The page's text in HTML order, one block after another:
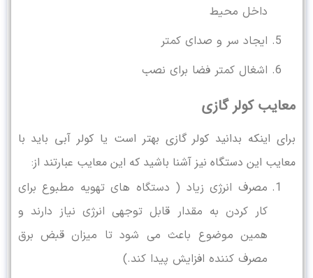
داخل محیط
ایجاد سر و صدای کمتر
اشغال کمتر فضا برای نصب
معایب کولر گازی
برای اینکه بدانید کولر گازی بهتر است یا کولر آبی باید با
معایب این دستگاه نیز آشنا باشید که این معایب عبارتند از:
مصرف انرژی زیاد ( دستگاه های تهویه مطبوع برای
کار کردن به مقدار قابل توجهی انرژی نیاز دارند و
همین موضوع باعث می شود تا میزان قبض برق
مصرف کننده افزایش پیدا کند.)